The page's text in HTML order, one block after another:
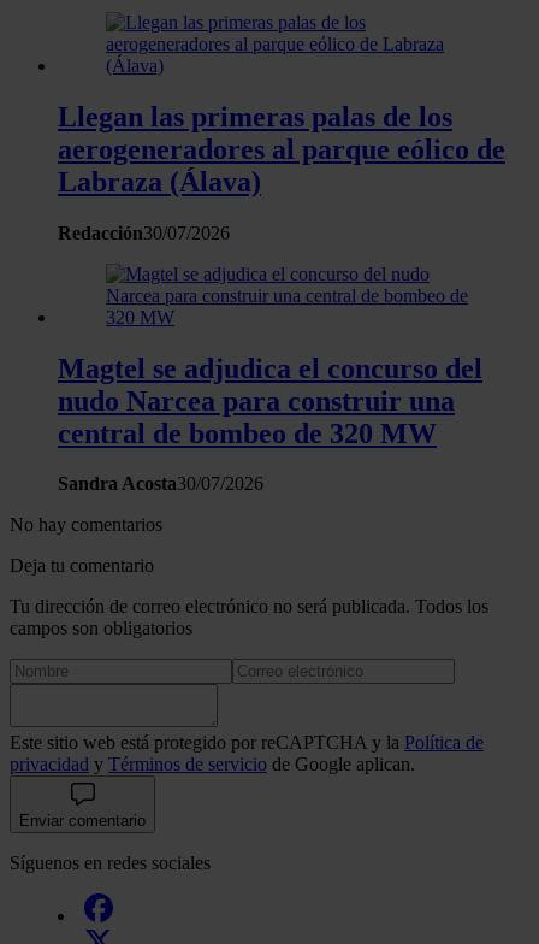
recopilado a partir del uso que haya hecho de sus servicios.
Llegan las primeras palas de los
aerogeneradores al parque eólico de
Labraza (Álava)
Redacción30/07/2026
Magtel se adjudica el concurso del
nudo Narcea para construir una
central de bombeo de 320 MW
Sandra Acosta30/07/2026
No hay comentarios
Deja tu comentario
Tu dirección de correo electrónico no será publicada. Todos los
campos son obligatorios
Este sitio web está protegido por reCAPTCHA y la Política de
privacidad y Términos de servicio de Google aplican.
Enviar comentario
Síguenos en redes sociales